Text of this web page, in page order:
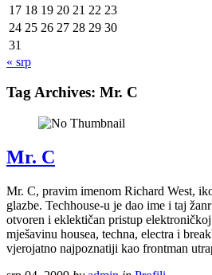
17 18 19 20 21 22 23
24 25 26 27 28 29 30
31
« srp
Tag Archives: Mr. C
Mr. C
Mr. C, pravim imenom Richard West,
glazbe. Techhouse-u je dao ime i taj
otvoren i eklektičan pristup
mješavinu housea, techna, electra i
vjerojatno najpoznatiji kao frontman